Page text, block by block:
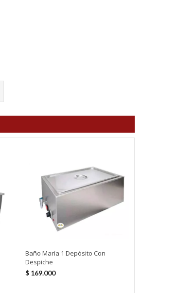
Baño María 1 Depósito Con
Despiche
$ 169.000